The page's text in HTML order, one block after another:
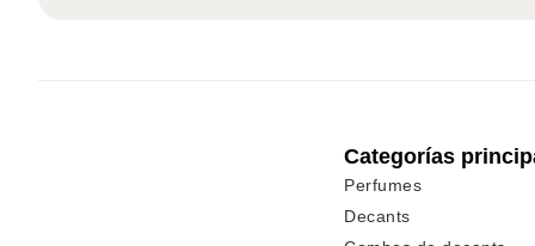
Categorías
Perfumes
Decants